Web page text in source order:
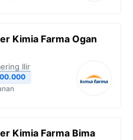
Kimia Farma Ogan
Ilir
Kimia Farma Bima